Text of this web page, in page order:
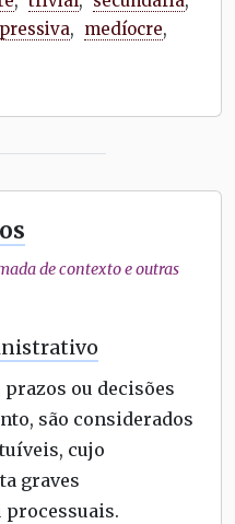
, medíocre,
de contexto e outras
prazos ou decisões
são considerados
cujo
graves
processuais.